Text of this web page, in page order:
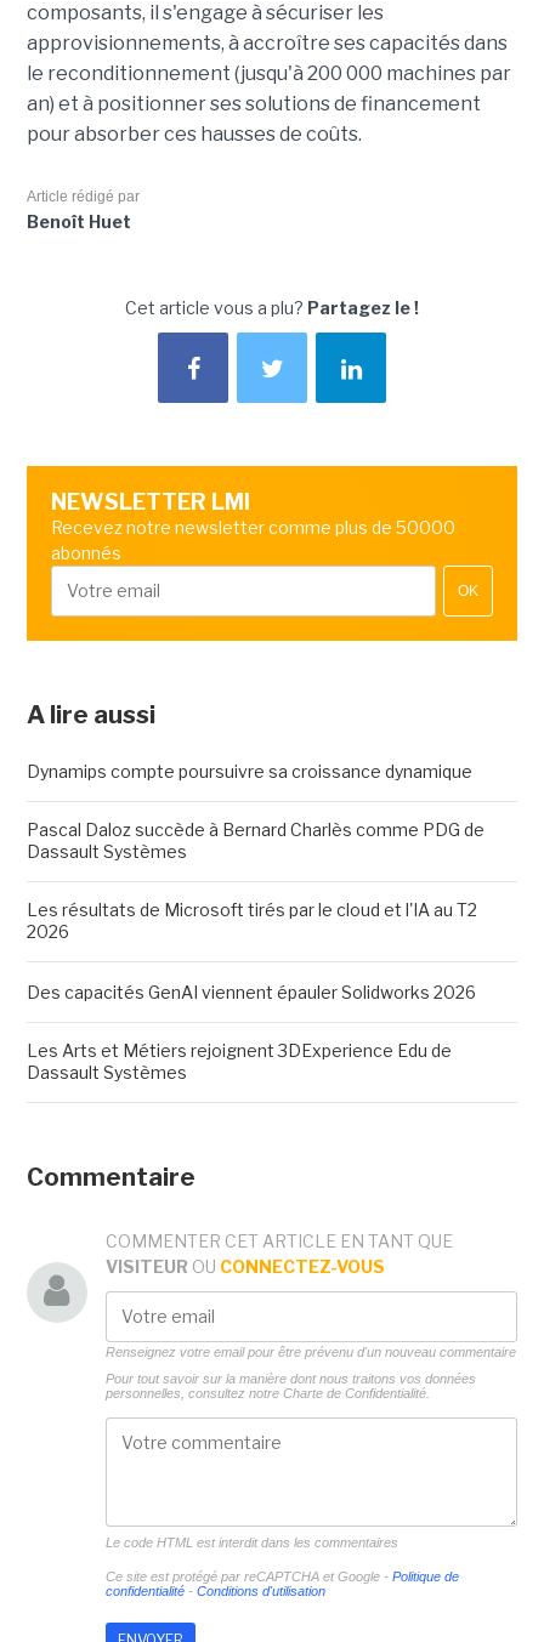
composants, il s'engage à sécuriser les
approvisionnements, à accroître ses capacités dans
le reconditionnement (jusqu'à 200 000 machines par
an) et à positionner ses solutions de financement
pour absorber ces hausses de coûts.
Article rédigé par
Benoît Huet
Cet article vous a plu? Partagez le !
NEWSLETTER LMI
Recevez notre newsletter comme plus de 50000
abonnés
OK
A lire aussi
Dynamips compte poursuivre sa croissance dynamique
Pascal Daloz succède à Bernard Charlès comme PDG de
Dassault Systèmes
Les résultats de Microsoft tirés par le cloud et l'IA au T2
2026
Des capacités GenAI viennent épauler Solidworks 2026
Les Arts et Métiers rejoignent 3DExperience Edu de
Dassault Systèmes
Commentaire
COMMENTER CET ARTICLE EN TANT QUE
VISITEUR OU CONNECTEZ-VOUS
Renseignez votre email pour être prévenu d'un nouveau commentaire
Pour tout savoir sur la manière dont nous traitons vos données
personnelles, consultez notre Charte de Confidentialité.
Le code HTML est interdit dans les commentaires
Ce site est protégé par reCAPTCHA et Google - Politique de
confidentialité- Conditions d'utilisation